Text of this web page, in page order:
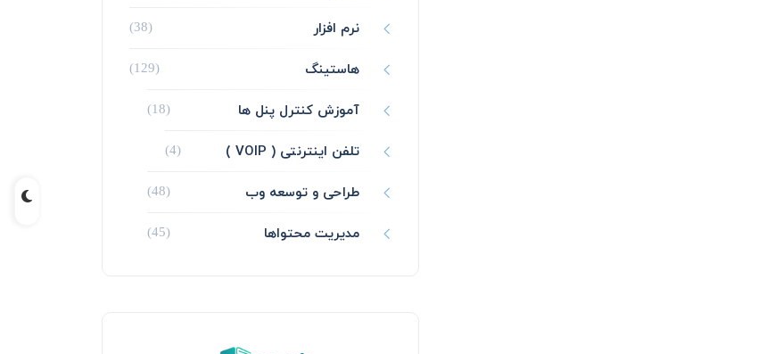
نرم افزار (38)
هاستینگ (129)
آموزش کنترل پنل ها (18)
تلفن اینترنتی ( VOIP ) (4)
طراحی و توسعه وب (48)
مدیریت محتواها (45)